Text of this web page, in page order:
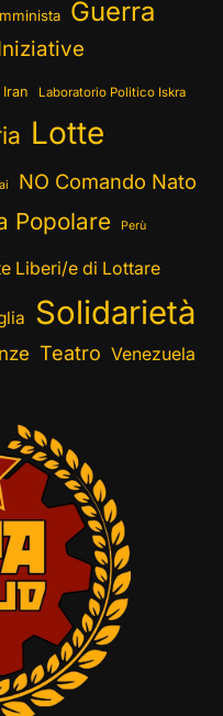
Guerra
Iran Laboratorio Politico Iskra
Lotte
NO Comando Nato
Popolare Perù
Liberi/e di Lottare
Solidarietà
Teatro Venezuela